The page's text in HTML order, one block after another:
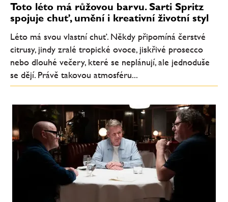
Toto léto má růžovou barvu. Sarti Spritz
spojuje chuť, umění i kreativní životní styl
Léto má svou vlastní chuť. Někdy připomíná čerstvé
citrusy, jindy zralé tropické ovoce, jiskřivé prosecco
nebo dlouhé večery, které se neplánují, ale jednoduše
se dějí. Právě takovou atmosféru...